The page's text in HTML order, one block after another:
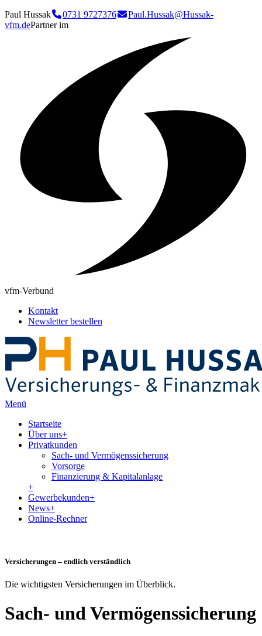
Paul Hussak 0731 9727376
Paul.Hussak@Hussak-
vfm.dePartner im
vfm-Verbund
Kontakt
Newsletter bestellen
Menü
Startseite
Über uns+
Privatkunden
Sach- und Vermögenssicherung
Vorsorge
Finanzierung & Kapitalanlage
+
Gewerbekunden+
News+
Online-Rechner
Versicherungen – endlich verständlich
Die wichtigsten Versicherungen im Überblick.
Sach- und Vermögenssicherung